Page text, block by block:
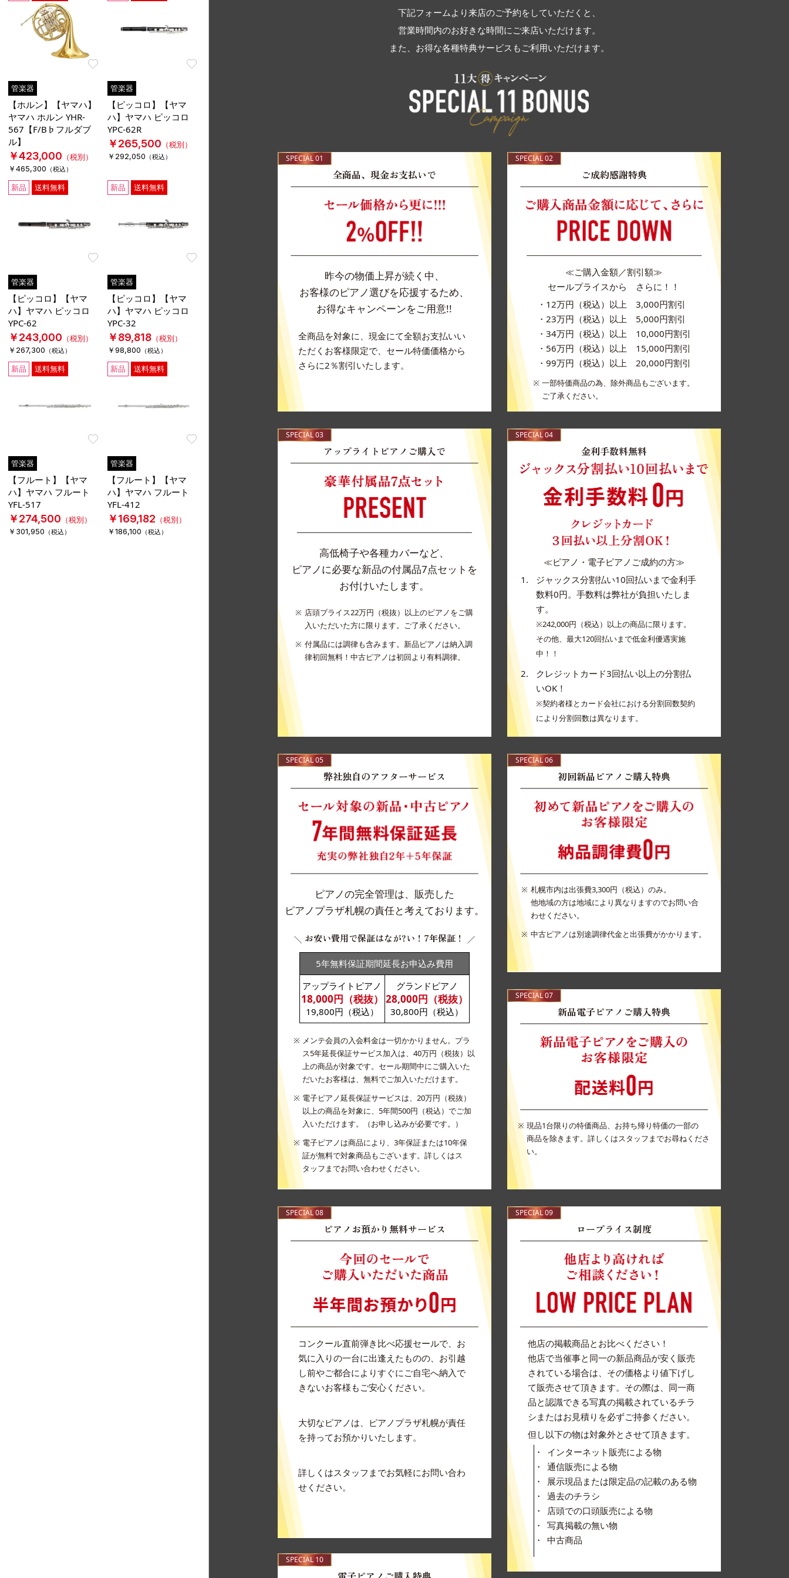
Favorite
管楽器
【ホルン】【ヤマハ】
ヤマハ ホルン YHR-
567【F/B♭フルダブ
ル】
￥423,000 （税別）
￥465,300 （税込）
Favorite
管楽器
【ピッコロ】【ヤマ
ハ】ヤマハ ピッコロ
YPC-62R
￥265,500 （税別）
￥292,050 （税込）
新品 送料無料
Favorite
管楽器
【ピッコロ】【ヤマ
ハ】ヤマハ ピッコロ
YPC-62
￥243,000 （税別）
￥267,300 （税込）
新品 送料無料
Favorite
管楽器
【ピッコロ】【ヤマ
ハ】ヤマハ ピッコロ
YPC-32
￥89,818（税別）
￥98,800 （税込）
新品 送料無料
Favorite
管楽器
【フルート】【ヤマ
ハ】ヤマハ フルート
YFL-517
￥274,500 （税別）
￥301,950 （税込）
新品 送料無料
Favorite
管楽器
【フルート】【ヤマ
ハ】ヤマハ フルート
YFL-412
￥169,182 （税別）
￥186,100 （税込）
下記フォームより来店のご予約をしていただくと、
営業時間内のお好きな時間にご来店いただけます。
また、お得な各種特典サービスもご利用いただけます。
SPECIAL 01
全商品、現金お支払いで
昨今の物価上昇が続く中、
お客様のピアノ選びを応援するため、
お得なキャンペーンをご用意!!
全商品を対象に、現金にて全額お支払いい
ただくお客様限定で、セール特価価格から
さらに2％割引いたします。
SPECIAL 02
ご成約感謝特典
≪ご購入金額／割引額≫
セールプライスから さらに！！
・12万円（税込）以上 3,000円割引
・23万円（税込）以上 5,000円割引
・34万円（税込）以上 10,000円割引
・56万円（税込）以上 15,000円割引
・99万円（税込）以上 20,000円割引
一部特価商品の為、除外商品もございます。
ご了承ください。
SPECIAL 03
アップライトピアノご購入で
高低椅子や各種カバーなど、
ピアノに必要な新品の付属品7点セットを
お付けいたします。
店頭プライス22万円（税抜）以上のピアノをご購
入いただいた方に限ります。ご了承ください。
付属品には調律も含みます。新品ピアノは納入調
律初回無料！中古ピアノは初回より有料調律。
SPECIAL 04
金利手数料無料
≪ピアノ・電子ピアノご成約の方≫
ジャックス分割払い10回払いまで金利手
数料0円。手数料は弊社が負担いたしま
す。
※242,000円（税込）以上の商品に限ります。
その他、最大120回払いまで低金利優遇実施
中！！
クレジットカード3回払い以上の分割払
いOK！
※契約者様とカード会社における分割回数契約
により分割回数は異なります。
SPECIAL 05
弊社独自のアフターサービス
ピアノの完全管理は、販売した
ピアノプラザ札幌の責任と考えております。
お安い費用で保証はなが?い！7年保証！
5年無料保証期間延長お申込み費用
アップライトピアノ
18,000円（税抜）
19,800円（税込）
グランドピアノ
28,000円（税抜）
30,800円（税込）
メンテ会員の入会料金は一切かかりません。プラ
ス5年延長保証サービス加入は、40万円（税抜）以
上の商品が対象です。セール期間中にご購入いた
だいたお客様は、無料でご加入いただけます。
電子ピアノ延長保証サービスは、20万円（税抜）
以上の商品を対象に、5年間500円（税込）でご加
入いただけます。（お申し込みが必要です。）
電子ピアノは商品により、3年保証または10年保
証が無料で対象商品もございます。詳しくはス
タッフまでお問い合わせください。
SPECIAL 06
初回新品ピアノご購入特典
札幌市内は出張費3,300円（税込）のみ。
他地域の方は地域により異なりますのでお問い合
わせください。
中古ピアノは別途調律代金と出張費がかかります。
SPECIAL 07
新品電子ピアノご購入特典
現品1台限りの特価商品、お持ち帰り特価の一部の
商品を除きます。詳しくはスタッフまでお尋ねくださ
い。
SPECIAL 08
ピアノお預かり無料サービス
コンクール直前弾き比べ応援セールで、お
気に入りの一台に出逢えたものの、お引越
し前やご都合によりすぐにご自宅へ納入で
きないお客様もご安心ください。
大切なピアノは、ピアノプラザ札幌が責任
を持ってお預かりいたします。
詳しくはスタッフまでお気軽にお問い合わ
せください。
SPECIAL 09
ロープライス制度
他店の掲載商品とお比べください！
他店で当催事と同一の新品商品が安く販売
されている場合は、その価格より値下げし
て販売させて頂きます。その際は、同一商
品と認識できる写真の掲載されているチラ
シまたはお見積りを必ずご持参ください。
但し以下の物は対象外とさせて頂きます。
インターネット販売による物
通信販売による物
展示現品または限定品の記載のある物
過去のチラシ
店頭での口頭販売による物
写真掲載の無い物
中古商品
SPECIAL 10